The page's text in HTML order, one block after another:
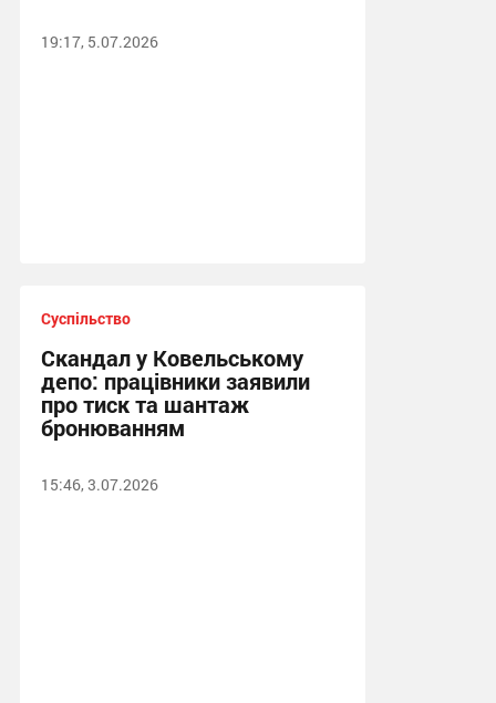
19:17, 5.07.2026
Суспільство
Скандал у Ковельському
депо: працівники заявили
про тиск та шантаж
бронюванням
15:46, 3.07.2026